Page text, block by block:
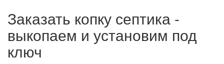
Заказать копку септика -
выкопаем и установим под
ключ